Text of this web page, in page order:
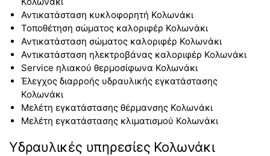
Αντικατάσταση κυκλοφορητή Κολωνάκι
Τοποθέτηση σώματος καλοριφέρ Κολωνάκι
Αντικατάσταση σώματος καλοριφέρ Κολωνάκι
Αντικατάσταση ηλεκτροβάνας καλοριφέρ Κολωνάκι
Service ηλιακού θερμοσίφωνα Κολωνάκι
Έλεγχος διαρροής υδραυλικής εγκατάστασης
Κολωνάκι
Μελέτη εγκατάστασης θέρμανσης Κολωνάκι
Μελέτη εγκατάστασης κλιματισμού Κολωνάκι
Υδραυλικές υπηρεσίες Κολωνάκι